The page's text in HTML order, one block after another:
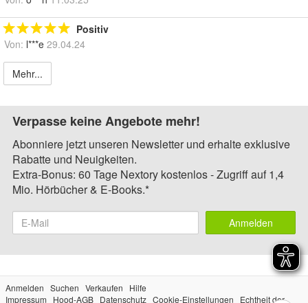
Positiv
Von: l***e 29.04.24
Mehr...
Verpasse keine Angebote mehr!
Abonniere jetzt unseren Newsletter und erhalte exklusive
Rabatte und Neuigkeiten.
Extra-Bonus: 60 Tage Nextory kostenlos - Zugriff auf 1,4
Mio. Hörbücher & E-Books.*
Anmelden
Anmelden Suchen Verkaufen
Hilfe
Impressum
Hood-AGB Datenschutz Cookie-Einstellungen Echtheit der